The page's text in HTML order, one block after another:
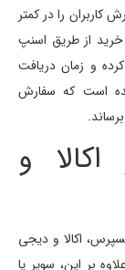
را در کمتر
خرید از طریق اسنپ
و زمان دریافت
است که سفارش
و
اکالا و دیجی
بر این، سوپر یا